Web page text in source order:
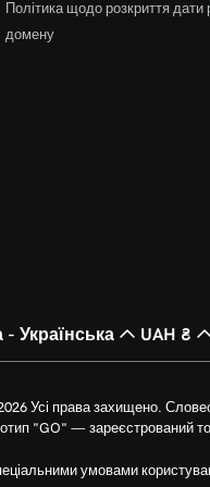
Політика щодо розкриття дати
домену
- Українська UAH ₴
Усі права захищено.
"GO" — зареєстрований
умовами